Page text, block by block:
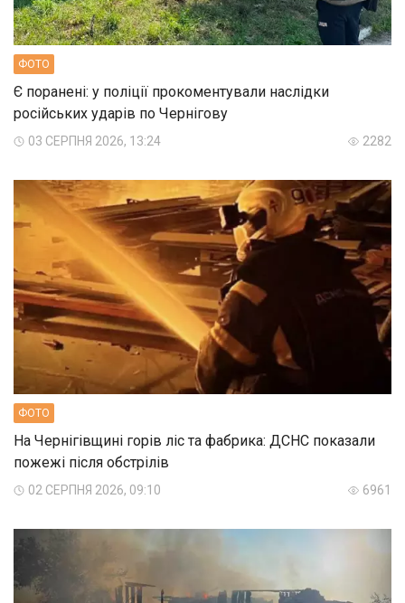
ФОТО
Є поранені: у поліції прокоментували наслідки
російських ударів по Чернігову
03 СЕРПНЯ 2026, 13:24 2282
ФОТО
На Чернігівщині горів ліс та фабрика: ДСНС показали
пожежі після обстрілів
02 СЕРПНЯ 2026, 09:10 6961